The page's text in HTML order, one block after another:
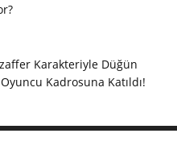
Karakteriyle Düğün
Kadrosuna Katıldı!